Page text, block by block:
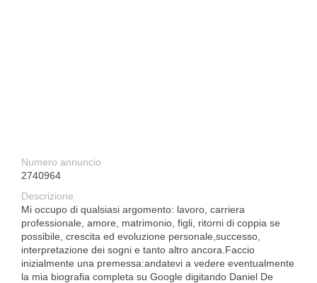
Numero annuncio
2740964
Descrizione
Mi occupo di qualsiasi argomento: lavoro, carriera
professionale, amore, matrimonio, figli, ritorni di coppia se
possibile, crescita ed evoluzione personale,successo,
interpretazione dei sogni e tanto altro ancora.Faccio
inizialmente una premessa:andatevi a vedere eventualmente
la mia biografia completa su Google digitando Daniel De